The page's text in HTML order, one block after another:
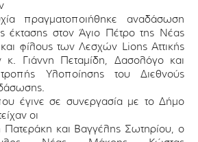
πραγματοποιήθηκε αναδάσωση
έκτασης στον Άγιο Πέτρο της Νέας
φίλους των Λεσχών Lions Αττικής
κ. Γιάννη Πεταμίδη, Δασολόγο και
Υλοποίησης του Διεθνούς
έγινε σε συνεργασία με το Δήμο
οι
Πατεράκη και Βαγγέλης Σωτηρίου, ο